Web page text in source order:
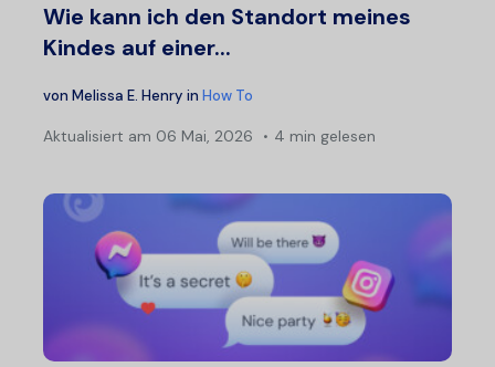
Wie kann ich den Standort meines
Kindes auf einer...
von Melissa E. Henry in How To
Aktualisiert am 06 Mai, 2026 4 min gelesen